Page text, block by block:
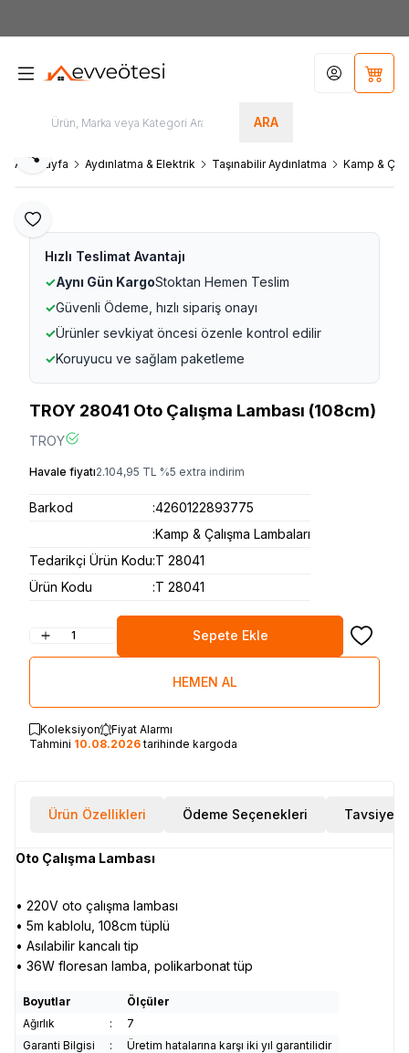
ARA
Hesabım
Ana Sayfa Aydınlatma & Elektrik Taşınabilir Aydınlatma Kamp &
Favoriye Ekle
Paylaş
Hızlı Teslimat Avantajı
✓Aynı Gün KargoStoktan Hemen Teslim
✓Güvenli Ödeme, hızlı sipariş onayı
✓Ürünler sevkiyat öncesi özenle kontrol edilir
✓Koruyucu ve sağlam paketleme
TROY 28041 Oto Çalışma Lambası (108cm)
TROY
Havale fiyatı2.104,95 TL %5 extra indirim
Barkod :4260122893775
:Kamp & Çalışma Lambaları
Tedarikçi Ürün Kodu:T 28041
Ürün Kodu
:T 28041
Sepete Ekle Favoriye
HEMEN AL
Koleksiyon
Fiyat Alarmı
Tahmini 10.08.2026tarihinde kargoda
Ürün Özellikleri Ödeme Seçenekleri Tavsiye Et
Oto Çalışma Lambası
• 220V oto çalışma lambası
• 5m kablolu, 108cm tüplü
• Asılabilir kancalı tip
• 36W floresan lamba, polikarbonat tüp
Boyutlar
Ölçüler
Ağırlık
:
7
Garanti Bilgisi
: Üretim hatalarına karşı iki yıl garantilidir